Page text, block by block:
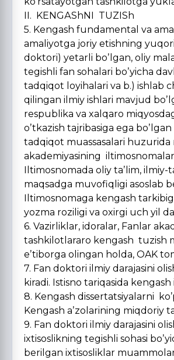
II. KENGАShNI TUZISh
5. Kengash fundamental va
amaliyotga joriy etishning
doktori) yetarli boʼlgan, oliy
tegishli fan sohalari boʼyicha
tadqiqot loyihalari va b.) ishlab
qilingan ilmiy ishlari mavjud
respublika va xalqaro
oʼtkazish tajribasiga ega
tadqiqot muassasalari huzurida
akademiyasining
Iltimosnomada oliy taʼlim,
maqsadga muvofiqligi asoslab
Iltimosnomaga kengash
yozma roziligi va oxirgi uch yil
6. Vazirliklar, idoralar, Fanlar
tashkilotlararo kengash tuzish
eʼtiborga olingan holda, OAK
7. Fan doktori ilmiy darajasini
kiradi. Istisno tariqasida
8. Kengash dissertatsiyalarni
Kengash aʼzolarining miqdoriy
9. Fan doktori ilmiy darajasini
ixtisoslikning tegishli sohasi
berilgan ixtisosliklar